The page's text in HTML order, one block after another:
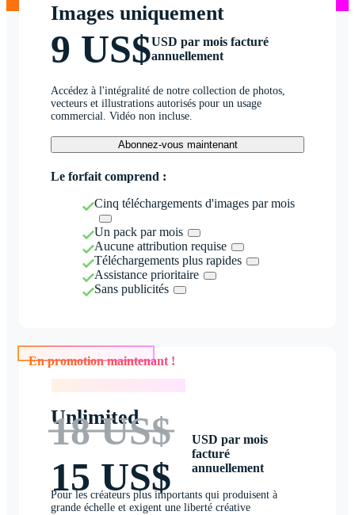
Images uniquement
9 US$USD par mois facturé
annuellement
Accédez à l'intégralité de notre collection de photos,
vecteurs et illustrations autorisés pour un usage
commercial. Vidéo non incluse.
Abonnez-vous maintenant
Le forfait comprend :
Cinq téléchargements d'images par mois
Un pack par mois
Aucune attribution requise
Téléchargements plus rapides
Assistance prioritaire
Sans publicités
En promotion maintenant !
Unlimited
18 US$
15 US$
USD par mois
facturé
annuellement
Pour les créateurs plus importants qui produisent à
grande échelle et exigent une liberté créative